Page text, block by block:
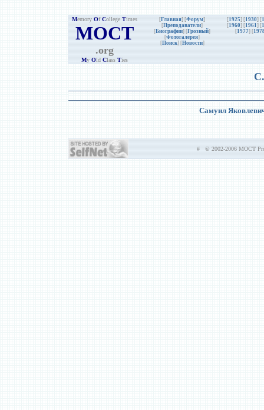
Memory Of College Times
MOCT
.org
My Old Class Ties
[Главная] [Форум]
[Преподаватели]
[Биографии] [Грозный]
[Фотогалерея]
[Поиск] [Новости]
[1925] [1930] [
[1960] [1961] [
[1977] [
Самуил
# © 2002-2006 MOCT